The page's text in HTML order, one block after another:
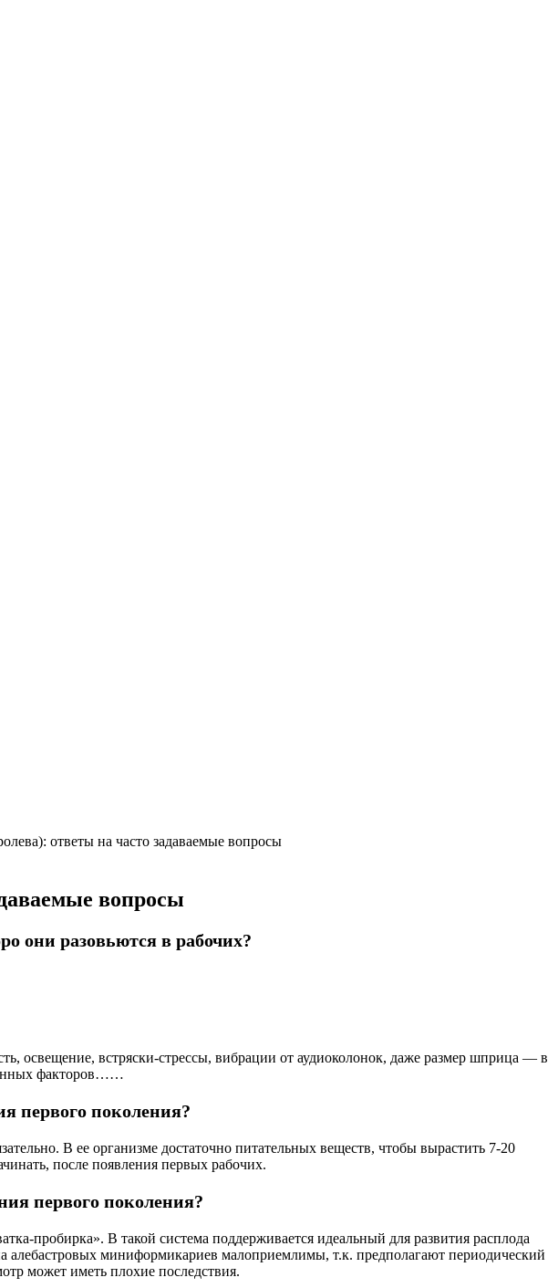
ответы на часто задаваемые вопросы
вопросы
они разовьются в рабочих?
освещение, встряски-стрессы, вибрации от аудиоколонок, даже размер шприца — в
факторов……
первого поколения?
В ее организме достаточно питательных веществ, чтобы вырастить 7-20
после появления первых рабочих.
первого поколения?
пробирка». В такой система поддерживается идеальный для развития расплода
алебастровых миниформикариев малоприемлимы, т.к. предполагают периодический
может иметь плохие последствия.